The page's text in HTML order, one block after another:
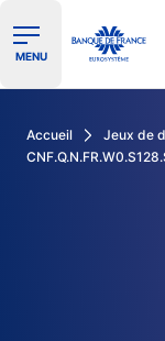
Ouvrir le menu
MENU
Accueil Jeux de